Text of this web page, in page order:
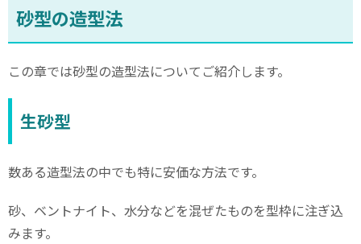
砂型の造型法
この章では砂型の造型法についてご紹介します。
生砂型
数ある造型法の中でも特に安価な方法です。
砂、ベントナイト、水分などを混ぜたものを型枠に注ぎ込
みます。